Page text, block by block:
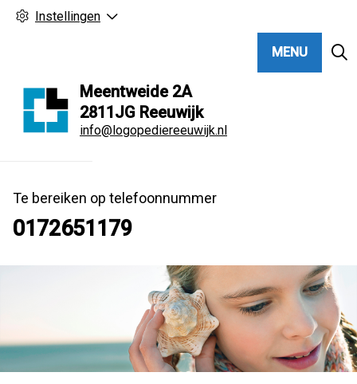
Instellingen
Meentweide 2A
2811JG Reeuwijk
info@logopediereeuwijk.nl
Te bereiken op telefoonnummer
0172651179
MENU